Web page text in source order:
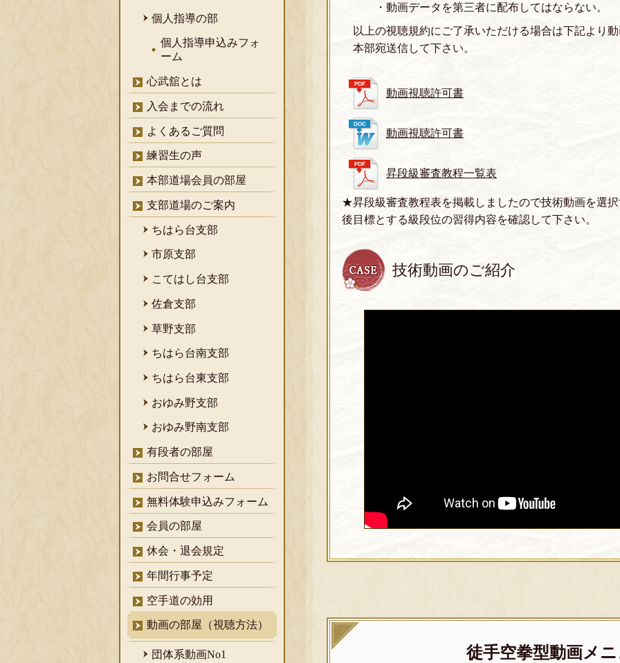
・動画データを第三者に配布してはならない。
以上の視聴規約にご了承いただける場合は下記より
本部宛送信して下さい。
動画視聴許可書
動画視聴許可書
昇段級審査教程一覧表
★昇段級審査教程表を掲載しましたので技術動画を選
後目標とする級段位の習得内容を確認して下さい。
技術動画のご紹介
徒手空拳型動画メ
個人指導の部
個人指導申込みフォ
ーム
心武舘とは
入会までの流れ
よくあるご質問
練習生の声
本部道場会員の部屋
支部道場のご案内
ちはら台支部
市原支部
こてはし台支部
佐倉支部
草野支部
ちはら台南支部
ちはら台東支部
おゆみ野支部
おゆみ野南支部
有段者の部屋
お問合せフォーム
無料体験申込みフォーム
会員の部屋
休会・退会規定
年間行事予定
空手道の効用
動画の部屋（視聴方法）
団体系動画No1